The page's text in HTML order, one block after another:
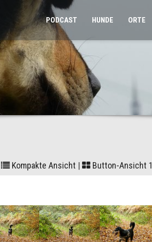
PODCAST HUNDE ORTE
Kompakte Ansicht | Button-Ansicht 1